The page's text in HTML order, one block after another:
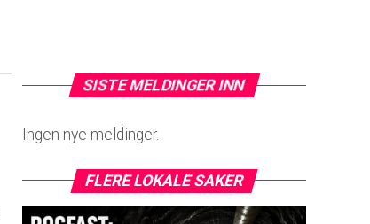
SISTE MELDINGER INN
Ingen nye meldinger.
FLERE LOKALE SAKER